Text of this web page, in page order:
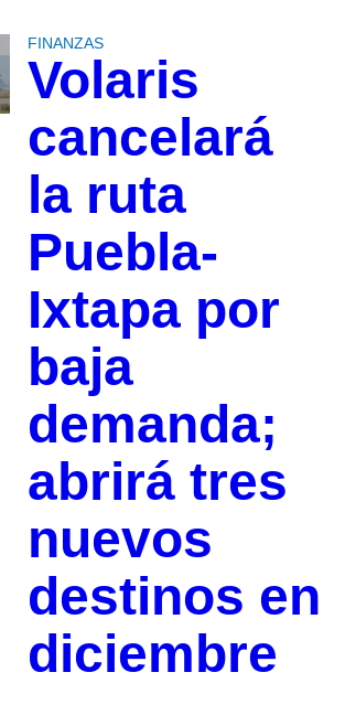
FINANZAS
Volaris
cancelará
la ruta
Puebla-
Ixtapa por
baja
demanda;
abrirá tres
nuevos
destinos en
diciembre